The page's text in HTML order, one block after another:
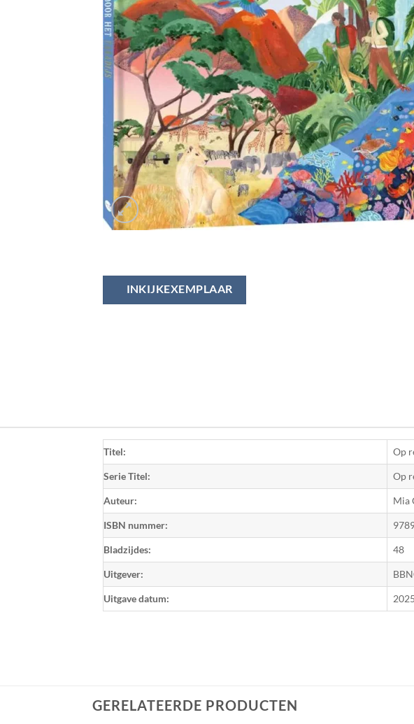
INKIJKEXEMPLAAR
Titel: Op
Serie Titel: Op
Auteur: Mia
ISBN nummer:
Bladzijdes: 48
Uitgever:
Uitgave datum:
GERELATEERDE PRODUCTEN